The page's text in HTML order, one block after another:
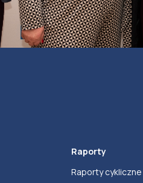
Raporty
Raporty cykliczne